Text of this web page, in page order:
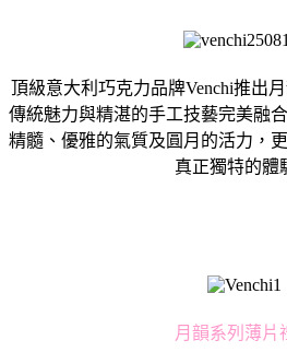
頂級意大利巧克力品牌Venchi推出
傳統魅力與精湛的手工技藝完美融
精髓、優雅的氣質及圓月的活力，
真正獨特的體
月韻系列薄片